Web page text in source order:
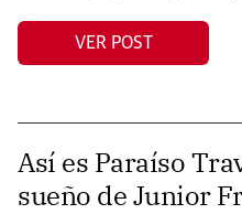
VER POST
Así es Paraíso
sueño de Junior